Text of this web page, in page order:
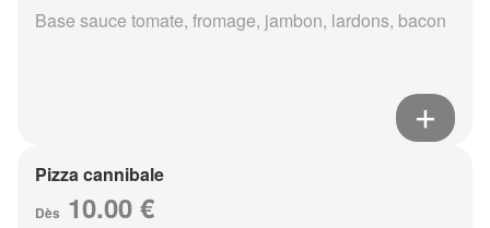
Base sauce tomate, fromage, jambon, lardons, bacon
Pizza cannibale
Dès 10.00 €